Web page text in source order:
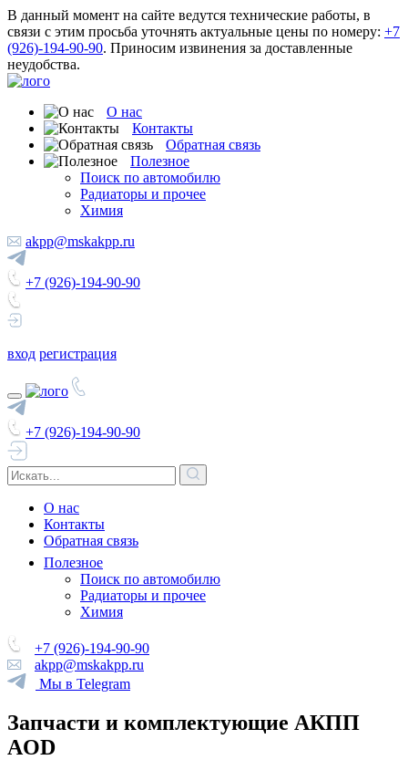
В данный момент на сайте ведутся технические работы, в
связи с этим просьба уточнять актуальные цены по номеру: +7
(926)-194-90-90. Приносим извинения за доставленные
неудобства.
О нас
Контакты
Обратная связь
Полезное
Поиск по автомобилю
Радиаторы и прочее
Химия
akpp@mskakpp.ru
+7 (926)-194-90-90
вход регистрация
+7 (926)-194-90-90
О нас
Контакты
Обратная связь
Полезное
Поиск по автомобилю
Радиаторы и прочее
Химия
+7 (926)-194-90-90
akpp@mskakpp.ru
Мы в Telegram
Запчасти и комплектующие АКПП
AOD